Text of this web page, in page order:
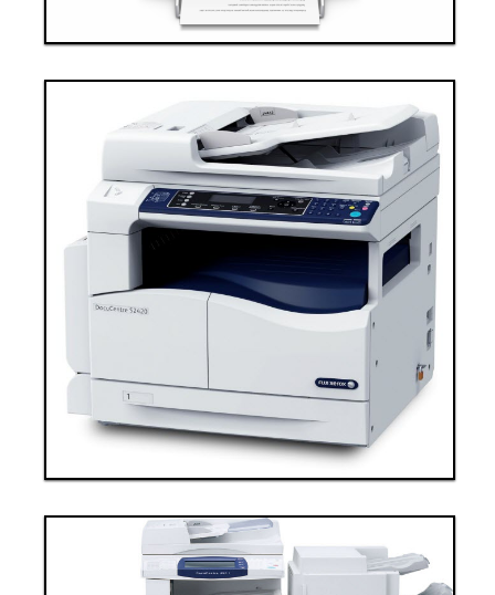
Thiết bị văn phòng 4
Thiết bị văn phòng 5
Giá: 100,000,000 VND